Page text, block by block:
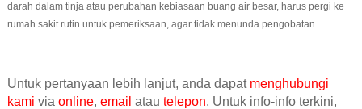
darah dalam tinja atau perubahan kebiasaan buang air besar, harus pergi ke
rumah sakit rutin untuk pemeriksaan, agar tidak menunda pengobatan.
Untuk pertanyaan lebih lanjut, anda dapat menghubungi
kami via online, email atau telepon. Untuk info-info terkini,